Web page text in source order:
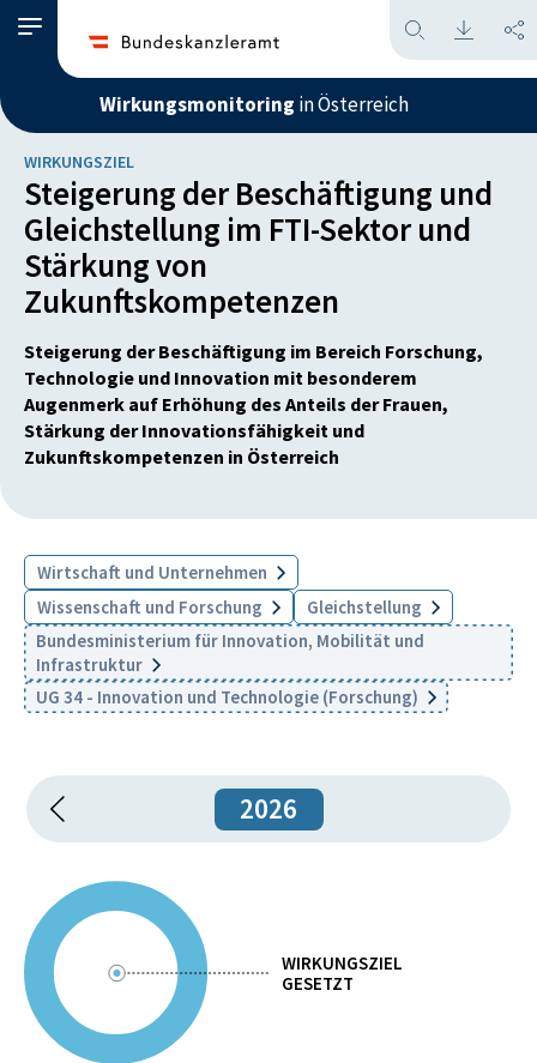
Wirkungsmonitoring in Österreich
WIRKUNGSZIEL
Steigerung der Beschäftigung und
Gleichstellung im FTI-Sektor und
Stärkung von
Zukunftskompetenzen
Steigerung der Beschäftigung im Bereich Forschung,
Technologie und Innovation mit besonderem
Augenmerk auf Erhöhung des Anteils der Frauen,
Stärkung der Innovationsfähigkeit und
Zukunftskompetenzen in Österreich
Wirtschaft und Unternehmen
Wissenschaft und Forschung
Gleichstellung
Bundesministerium für Innovation, Mobilität und
Infrastruktur
UG 34 - Innovation und Technologie (Forschung)
2026
WIRKUNGSZIEL
GESETZT